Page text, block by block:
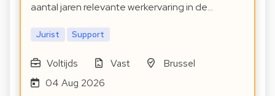
aantal jaren relevante werkervaring in de…
Jurist Support
Voltijds Vast
Brussel
04 Aug 2026